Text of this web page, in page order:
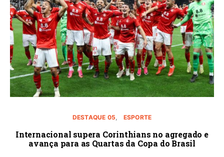
DESTAQUE 05 ESPORTE
Internacional supera Corinthians no agregado e
avança para as Quartas da Copa do Brasil